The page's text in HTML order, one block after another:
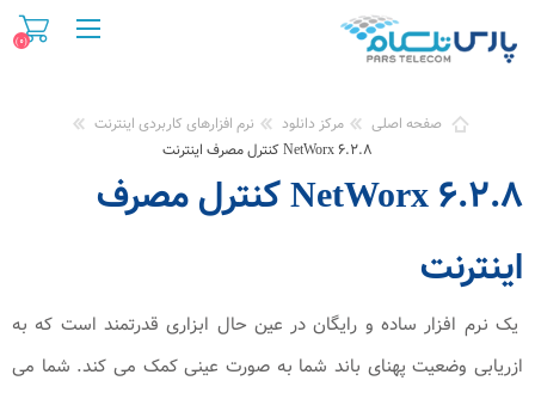
(0)
صفحه اصلی مرکز دانلود
نرم افزارهای کاربردی اینترنت
NetWorx 6.2.8 كنترل مصرف اينترنت
NetWorx 6.2.8 كنترل مصرف
اينترنت
یک نرم افزار ساده و رایگان در عین حال ابزاری قدرتمند است که به
ازریابی وضعیت پهنای باند شما به صورت عینی کمک می کند. شما می